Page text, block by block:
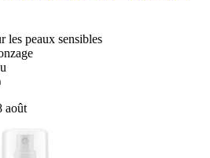
les peaux sensibles
août